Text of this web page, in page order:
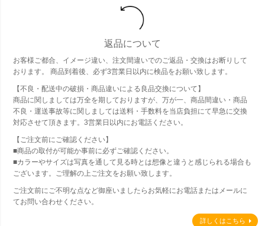
返品について
お客様ご都合、イメージ違い、注文間違いでのご返品・交換はお断りして
おります。 商品到着後、必ず3営業日以内に検品をお願い致します。
【不良・配送中の破損・商品違いによる良品交換について】
商品に関しましては万全を期しておりますが、万が一、商品間違い・商品
不良・運送事故等に関しましては送料・手数料を当店負担にて早急に交換
対応させて頂きます。3営業日以内にお電話ください。
【ご注文前にご確認ください】
■商品の取付が可能か事前に必ずご確認ください。
■カラーやサイズは写真を通して見る時とは想像と違うと感じられる場合も
ございます。ご理解の上ご注文をお願い致します。
ご注文前にご不明な点など御座いましたらお気軽にお電話またはメールに
てお問い合わせください。
詳しくはこちら